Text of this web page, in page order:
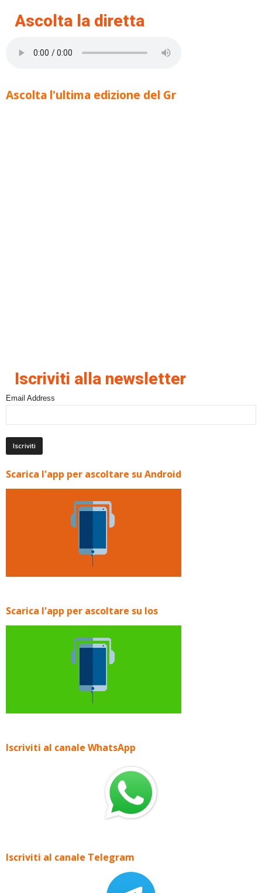
Ascolta la diretta
Ascolta l'ultima edizione del Gr
Iscriviti alla newsletter
Email Address
Scarica l'app per ascoltare su Android
Scarica l'app per ascoltare su Ios
Iscriviti al canale WhatsApp
Iscriviti al canale Telegram